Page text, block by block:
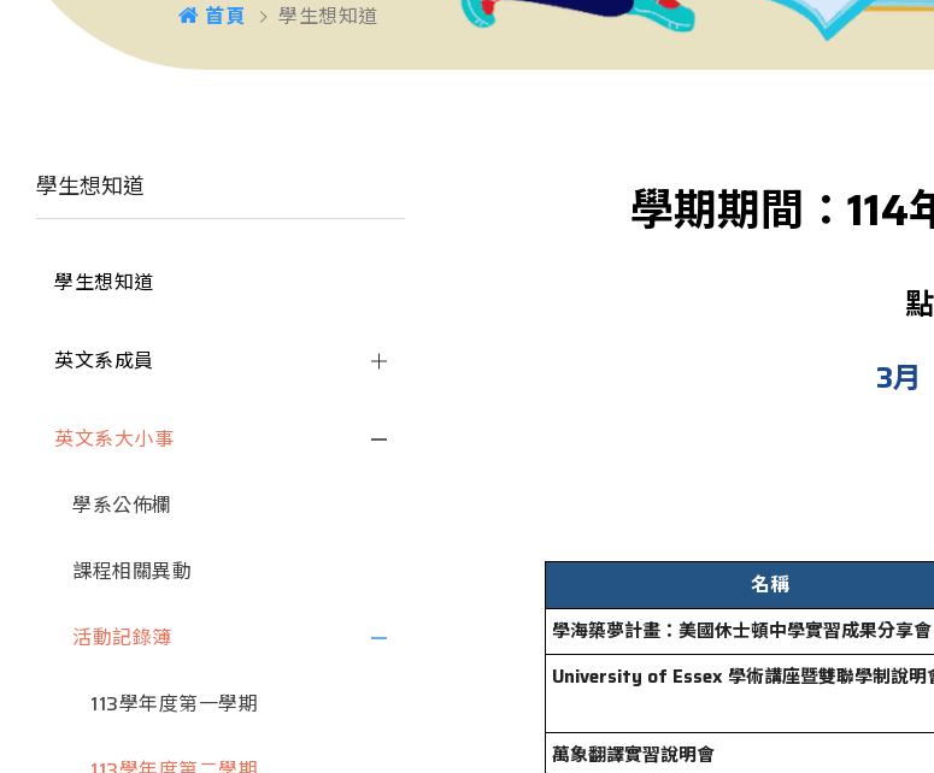
首頁 學生想知道
學生想知道
學生想知道
英文系成員
英文系大小事
學系公佈欄
課程相關異動
活動記錄簿
113學年度第一學期
學期期間：114
3月
名稱
學海築夢計畫：美國休士頓中學實習成果分享會
University of Essex 學術講座暨雙聯學制說明
萬象翻譯實習說明會